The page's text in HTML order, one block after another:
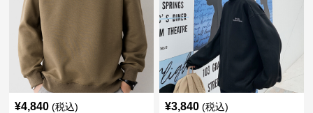
¥4,840 (税込) ¥3,840 (税込)